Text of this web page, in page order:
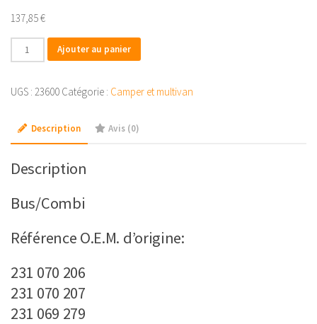
137,85€
quantité
de
pour
couchage,
la
paire
Ajouter au panier
UGS : 23600 Catégorie : Camper et multivan
Description Avis (0)
Description
Bus/Combi
Référence O.E.M. d’origine:
231 070 206
231 070 207
231 069 279